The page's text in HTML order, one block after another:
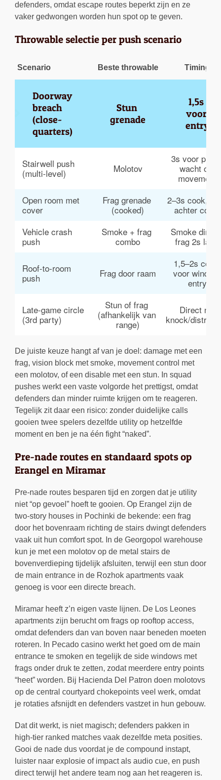
defenders, omdat escape routes beperkt zijn en ze
vaker gedwongen worden hun spot op te geven.
Throwable selectie per push scenario
Scenario Beste throwable Timing
Doorway
breach
(close-
quarters)
Stun
grenade
1,5s
voor
entry
Stairwell push
(multi-level)
Molotov
3s voor
wacht op
movement
Open room met
cover
Frag grenade
(cooked)
2–3s cook,
achter cover
Vehicle crash
push
Smoke + frag
combo
Smoke
frag 2s later
Roof-to-room
push
Frag door raam
1,5–2s cook
voor window
entry
Late-game circle
(3rd party)
Stun of frag
(afhankelijk van
range)
Direct na
knock/
De juiste keuze hangt af van je doel: damage met een
frag, vision block met smoke, movement control met
een molotov, of een disable met een stun. In squad
pushes werkt een vaste volgorde het prettigst, omdat
defenders dan minder ruimte krijgen om te reageren.
Tegelijk zit daar een risico: zonder duidelijke calls
gooien twee spelers dezelfde utility op hetzelfde
moment en ben je na één fight “naked”.
Pre-nade routes en standaard spots op
Erangel en Miramar
Pre-nade routes besparen tijd en zorgen dat je utility
niet “op gevoel” hoeft te gooien. Op Erangel zijn de
two-story houses in Pochinki de bekende: een frag
door het bovenraam richting de stairs dwingt defenders
vaak uit hun comfort spot. In de Georgopol warehouse
kun je met een molotov op de metal stairs de
bovenverdieping tijdelijk afsluiten, terwijl een stun door
de main entrance in de Rozhok apartments vaak
genoeg is voor een directe breach.
Miramar heeft z’n eigen vaste lijnen. De Los Leones
apartments zijn berucht om frags op rooftop access,
omdat defenders dan van boven naar beneden moeten
roteren. In Pecado casino werkt het goed om de main
entrance te smoken en tegelijk de side windows met
frags onder druk te zetten, zodat meerdere entry points
“heet” worden. Bij Hacienda Del Patron doen molotovs
op de central courtyard chokepoints veel werk, omdat
je rotaties afsnijdt en defenders vastzet in hun gebouw.
Dat dit werkt, is niet magisch; defenders pakken in
high-tier ranked matches vaak dezelfde meta posities.
Gooi de nade dus voordat je de compound instapt,
luister naar explosie of impact als audio cue, en push
direct terwijl het andere team nog aan het reageren is.